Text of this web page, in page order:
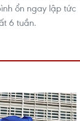
ổn ngay lập tức
6 tuần.